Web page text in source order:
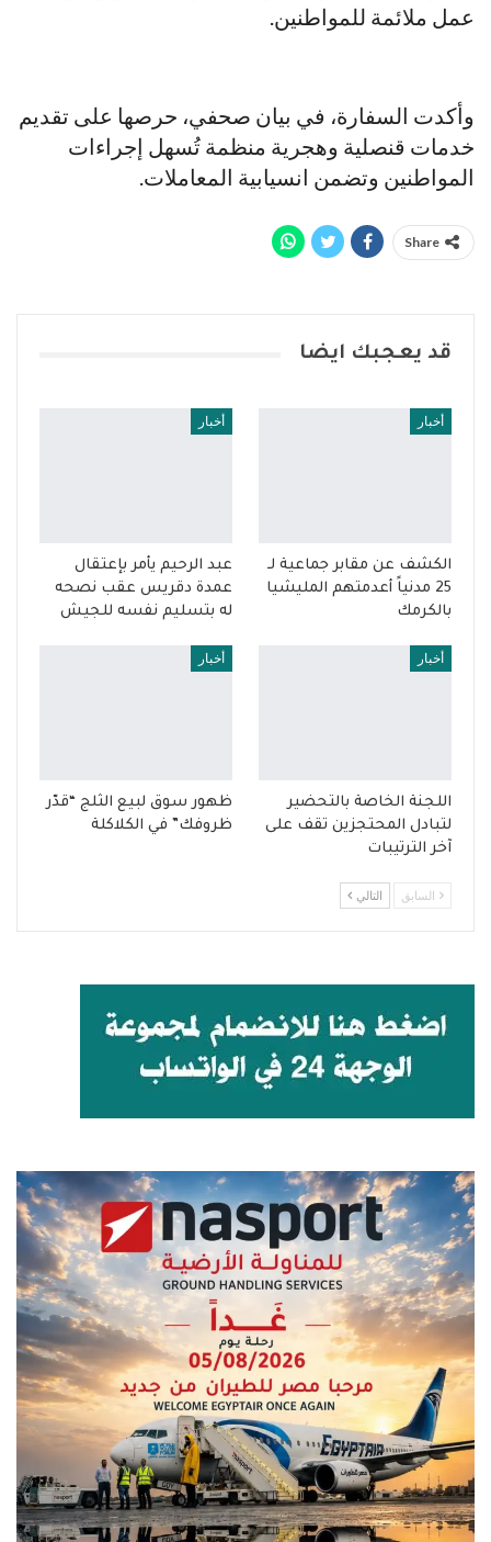
عمل ملائمة للمواطنين.
وأكدت السفارة، في بيان صحفي، حرصها على تقديم
خدمات قنصلية وهجرية منظمة تُسهل إجراءات
المواطنين وتضمن انسيابية المعاملات.
Share
قد يعجبك ايضا
أخبار
الكشف عن مقابر جماعية لـ
25 مدنياً أعدمتهم المليشيا
بالكرمك
أخبار
عبد الرحيم يأمر بإعتقال
عمدة دقريس عقب نصحه
له بتسليم نفسه للجيش
أخبار
اللجنة الخاصة بالتحضير
لتبادل المحتجزين تقف على
آخر الترتيبات
أخبار
ظهور سوق لبيع الثلج “قدّر
ظروفك” في الكلاكلة
السابق التالي